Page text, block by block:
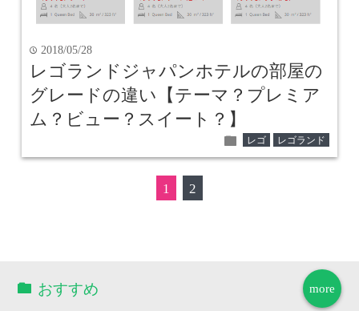
time 2018/05/28
レゴランドジャパンホテルの部屋の
グレードの違い【テーマ？プレミア
ム？ビュー？スイート？】
folder レゴ レゴランド
1 2
more
おすすめ